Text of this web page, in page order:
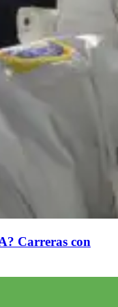
Carreras con